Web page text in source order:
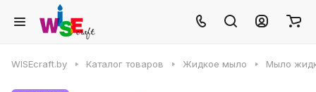
WISEcraft.by Каталог товаров Жидкое мыло Мыло